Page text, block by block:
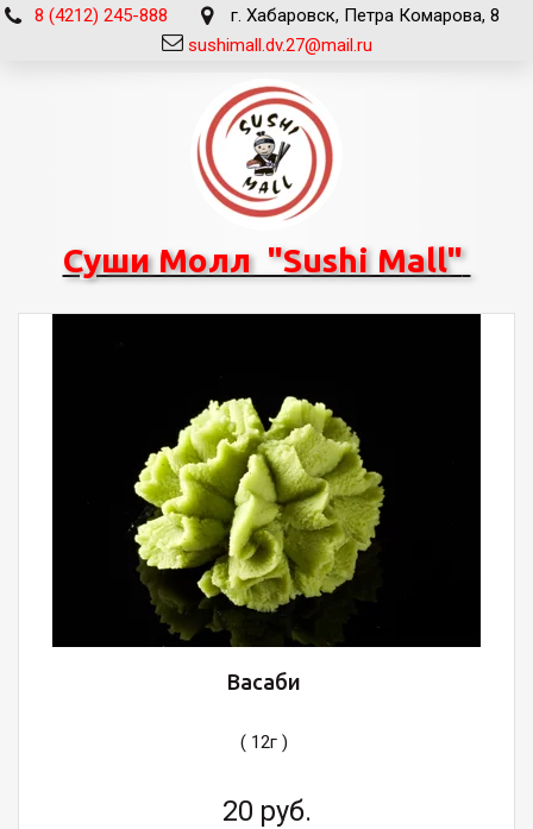
8 (4212) 245-888 г. Хабаровск, Петра Комарова, 8
sushimall.dv.27@mail.ru
Суши Молл "Sushi Mall"
Васаби
( 12г )
20 руб.